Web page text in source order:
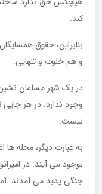
کند.
بنابراین، حقوق
و هم خلوت و تنهایی.
در یک شهر مسلمان
وجود ندارد. در هر جایی
نیست.
به عبارت دیگر، محله
بوجود می آیند. در
جنگی پدید می آمدند.